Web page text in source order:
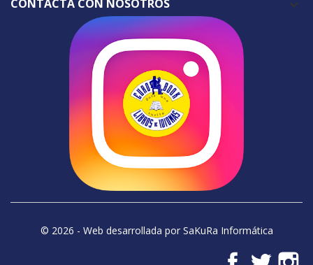
CONTACTA CON NOSOTROS
© 2026 - Web desarrollada por SaKuRa Informática